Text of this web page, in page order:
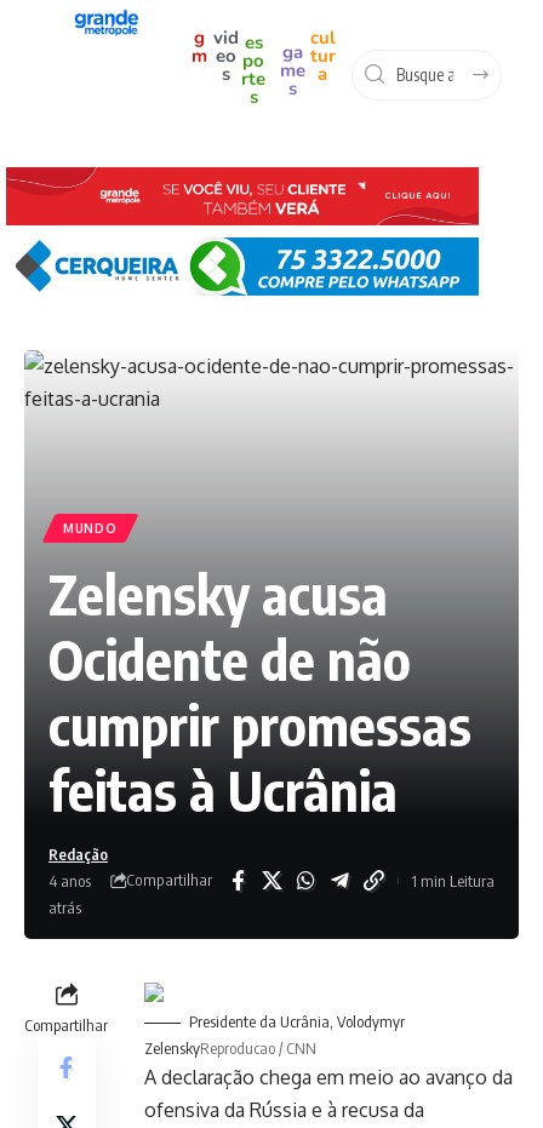
g
m
vid
eo
s
es
po
rte
s
ga
me
s
cul
tur
a
MUNDO
Zelensky acusa
Ocidente de não
cumprir promessas
feitas à Ucrânia
Redação
4 anos
atrás
Compartilhar 1 min Leitura
Compartilhar
Presidente da Ucrânia, Volodymyr
ZelenskyReproducao / CNN
A declaração chega em meio ao avanço da
ofensiva da Rússia e à recusa da